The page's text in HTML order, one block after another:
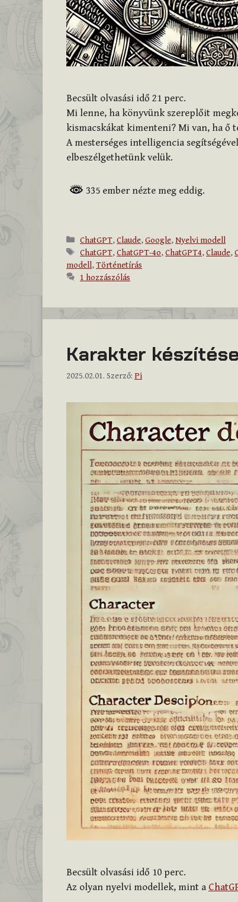
Becsült olvasási idő 21 perc.
Mi lenne, ha könyvünk szereplőit
kismacskákat kimenteni? Mi van, ha ő
A mesterséges intelligencia
elbeszélgethetünk velük.
335 ember nézte meg eddig.
Kategória
ChatGPT,Claude,Google, Nyelvi modell
Címkék
ChatGPT,ChatGPT-4o,ChatGPT4,Claude,
modell,Történetírás
1 hozzászólás
Karakter
2025.02.01. Szerző: Pi
Becsült olvasási idő 10 perc.
Az olyan nyelvi modellek, mint a